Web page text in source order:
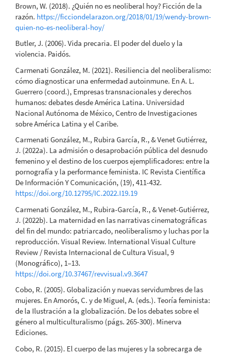
Brown, W. (2018). ¿Quién no es neoliberal hoy? Ficción de la
razón. https://ficciondelarazon.org/2018/01/19/wendy-brown-
quien-no-es-neoliberal-hoy/
Butler, J. (2006). Vida precaria. El poder del duelo y la
violencia. Paidós.
Carmenati González, M. (2021). Resiliencia del neoliberalismo:
cómo diagnosticar una enfermedad autoinmune. En A. L.
Guerrero (coord.), Empresas transnacionales y derechos
humanos: debates desde América Latina. Universidad
Nacional Autónoma de México, Centro de Investigaciones
sobre América Latina y el Caribe.
Carmenati González, M., Rubira García, R., & Venet Gutiérrez,
J. (2022a). La admisión o desaprobación pública del desnudo
femenino y el destino de los cuerpos ejemplificadores: entre la
pornografía y la performance feminista. IC Revista Científica
De Información Y Comunicación, (19), 411-432.
https://doi.org/10.12795/IC.2022.I19.19
Carmenati González, M., Rubira-García, R., & Venet-Gutiérrez,
J. (2022b). La maternidad en las narrativas cinematográficas
del fin del mundo: patriarcado, neoliberalismo y luchas por la
reproducción. Visual Review. International Visual Culture
Review / Revista Internacional de Cultura Visual, 9
(Monográfico), 1–13.
https://doi.org/10.37467/revvisual.v9.3647
Cobo, R. (2005). Globalización y nuevas servidumbres de las
mujeres. En Amorós, C. y de Miguel, A. (eds.). Teoría feminista:
de la Ilustración a la globalización. De los debates sobre el
género al multiculturalismo (págs. 265-300). Minerva
Ediciones.
Cobo, R. (2015). El cuerpo de las mujeres y la sobrecarga de